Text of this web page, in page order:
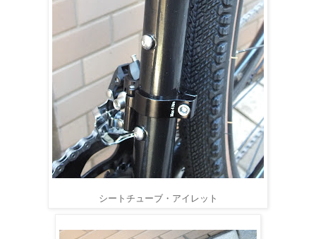
シートチューブ・アイレット